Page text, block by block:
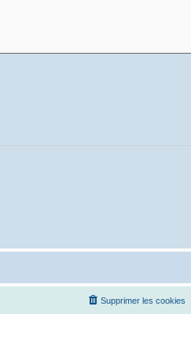
Supprimer les cookies